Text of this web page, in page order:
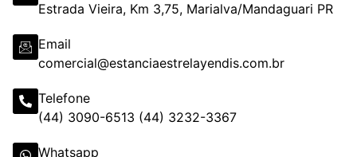
Estrada Vieira, Km 3,75, Marialva/Mandaguari PR
Email
comercial@estanciaestrelayendis.com.br
Telefone
(44) 3090-6513 (44) 3232-3367
Whatsapp